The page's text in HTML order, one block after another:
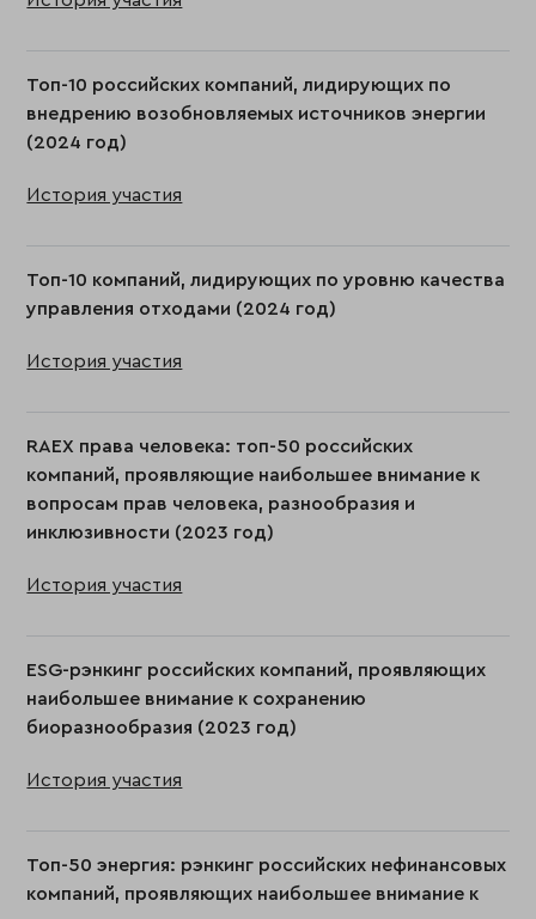
Топ-10 российских компаний, лидирующих по
внедрению возобновляемых источников энергии
(2024 год)
История участия
Топ-10 компаний, лидирующих по уровню качества
управления отходами (2024 год)
История участия
RAEX права человека: топ-50 российских
компаний, проявляющие наибольшее внимание к
вопросам прав человека, разнообразия и
инклюзивности (2023 год)
История участия
ESG-рэнкинг российских компаний, проявляющих
наибольшее внимание к сохранению
биоразнообразия (2023 год)
История участия
Toп-50 энергия: рэнкинг российских нефинансовых
компаний, проявляющих наибольшее внимание к